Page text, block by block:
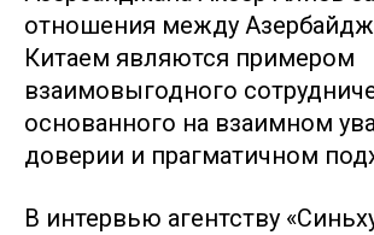
отношения между
Китаем являются примером
взаимовыгодного
основанного на взаимном
доверии и прагматичном
В интервью агентству